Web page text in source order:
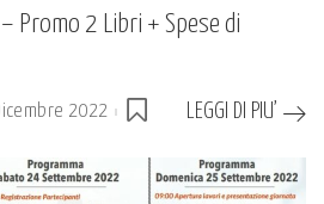
Promo 2 Libri + Spese di
2022 LEGGI DI PIU’